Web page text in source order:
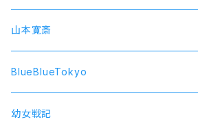
SolidS
Growth
QUELL
山本寛斎
BlueBlueTokyo
幼女戦記